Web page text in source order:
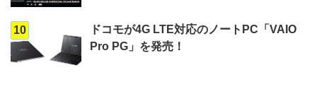
10
ドコモが4G LTE対応のノートPC「VAIO
Pro PG」を発売！